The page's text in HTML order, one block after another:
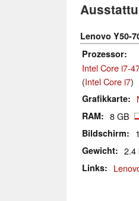
Lenovo Y50-
Prozessor
Intel Core i7-
(Intel Core i7)
Grafikkarte
RAM 8 GB
Bildschirm
Gewicht 2.4
Links